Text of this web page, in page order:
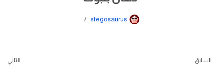
stegosaurus
السابق التالي